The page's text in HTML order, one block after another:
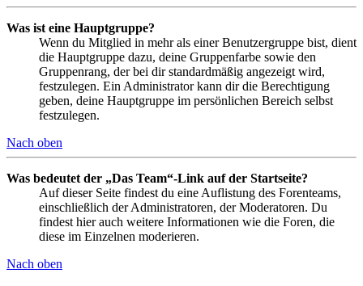
Was ist eine Hauptgruppe?
Wenn du Mitglied in mehr als einer Benutzergruppe bist, dient
die Hauptgruppe dazu, deine Gruppenfarbe sowie den
Gruppenrang, der bei dir standardmäßig angezeigt wird,
festzulegen. Ein Administrator kann dir die Berechtigung
geben, deine Hauptgruppe im persönlichen Bereich selbst
festzulegen.
Nach oben
Was bedeutet der „Das Team“-Link auf der Startseite?
Auf dieser Seite findest du eine Auflistung des Forenteams,
einschließlich der Administratoren, der Moderatoren. Du
findest hier auch weitere Informationen wie die Foren, die
diese im Einzelnen moderieren.
Nach oben